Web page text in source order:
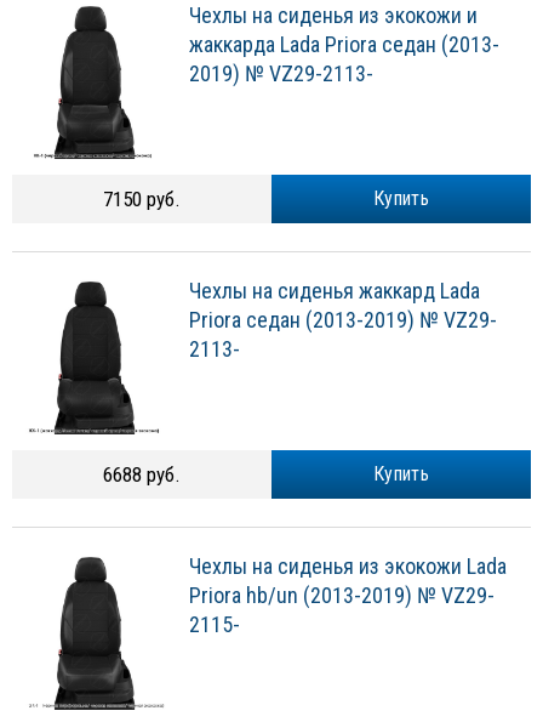
Чехлы на сиденья из экокожи и
жаккарда Lada Priora седан (2013-
2019) № VZ29-2113-
Купить
7150 руб.
Чехлы на сиденья жаккард Lada
Priora седан (2013-2019) № VZ29-
2113-
Купить
6688 руб.
Чехлы на сиденья из экокожи Lada
Priora hb/un (2013-2019) № VZ29-
2115-